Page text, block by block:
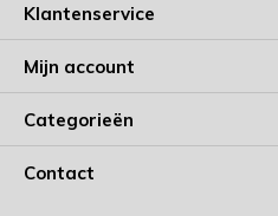
Klantenservice
Mijn account
Categorieën
Contact